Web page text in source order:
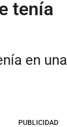
tenía
en una
PUBLICIDAD